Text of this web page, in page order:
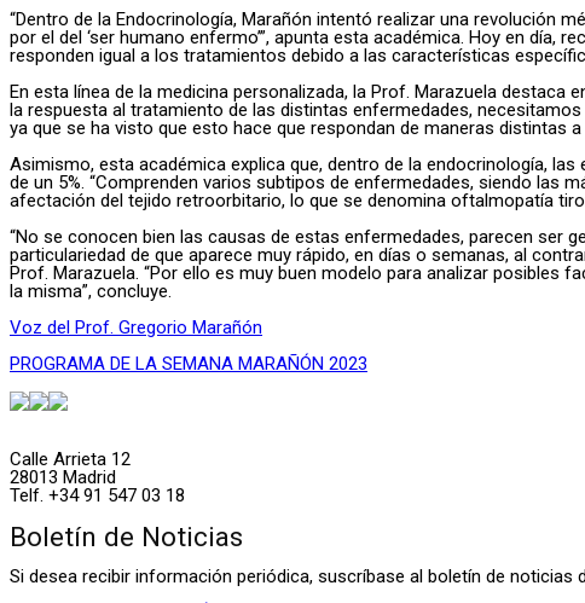
“Dentro de la Endocrinología, Marañón intentó realizar una revolución
por el del ‘ser humano enfermo’”, apunta esta académica. Hoy en
responden igual a los tratamientos debido a las características
En esta línea de la medicina personalizada, la Prof. Marazuela
la respuesta al tratamiento de las distintas enfermedades,
ya que se ha visto que esto hace que respondan de maneras distintas
Asimismo, esta académica explica que, dentro de la endocrinología,
de un 5%. “Comprenden varios subtipos de enfermedades, siendo las
afectación del tejido retroorbitario, lo que se denomina oftalmopatía
“No se conocen bien las causas de estas enfermedades, parecen ser
particulariedad de que aparece muy rápido, en días o semanas, al
Prof. Marazuela. “Por ello es muy buen modelo para analizar
la misma”, concluye.
Voz del Prof. Gregorio Marañón
PROGRAMA DE LA SEMANA MARAÑÓN 2023
Calle Arrieta 12
28013 Madrid
Telf. +34 91 547 03 18
Boletín de Noticias
Si desea recibir información periódica, suscríbase al boletín de noticias